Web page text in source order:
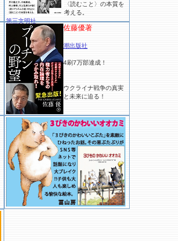
〈読むこと〉の本質を
考える。
第三文明社
佐藤優著
潮出版社
4刷7万部達成！
ウクライナ戦争の真実
と未来に迫る！